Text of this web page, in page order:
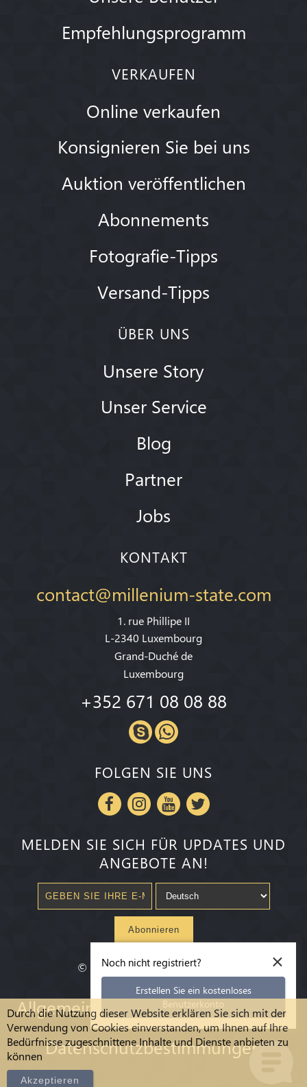
Durch die Nutzung dieser Website erklären Sie sich mit der
Verwendung von Cookies einverstanden, um Ihnen auf Ihre
Bedürfnisse zugeschnittene Inhalte und Dienste anbieten zu
können
Akzeptieren
Empfehlungsprogramm
VERKAUFEN
Online verkaufen
Konsignieren Sie bei uns
Auktion veröffentlichen
Abonnements
Fotografie-Tipps
Versand-Tipps
ÜBER UNS
Unsere Story
Unser Service
Blog
Partner
Jobs
KONTAKT
contact@millenium-state.com
1. rue Phillipe II
L-2340 Luxembourg
Grand-Duché de
Luxembourg
+352 671 08 08 88
FOLGEN SIE UNS
MELDEN SIE SICH FÜR UPDATES UND
ANGEBOTE AN!
Abonnieren
© 2020-2026Millenium State
Allgemeine Geschäftsbedingungen
Datenschutzbestimmungen
×
Noch nicht registriert?
Erstellen Sie ein kostenloses
Benutzerkonto